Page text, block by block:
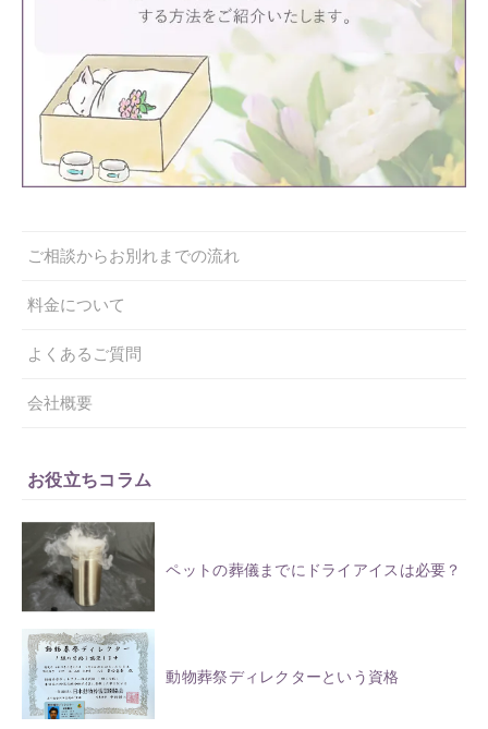
ご相談からお別れまでの流れ
料金について
よくあるご質問
会社概要
お役立ちコラム
ペットの葬儀までにドライアイスは必要？
動物葬祭ディレクターという資格